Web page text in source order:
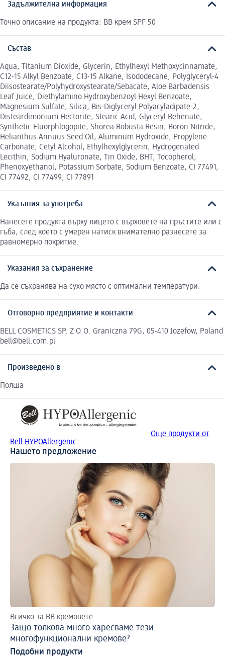
Задължителна информация
Точно описание на продукта: BB крем SPF 50
Състав
Aqua, Titanium Dioxide, Glycerin, Ethylhexyl Methoxycinnamate,
C12-15 Alkyl Benzoate, C13-15 Alkane, Isododecane, Polyglyceryl-4
Diisostearate/Polyhydroxystearate/Sebacate, Aloe Barbadensis
Leaf Juice, Diethylamino Hydroxybenzoyl Hexyl Benzoate,
Magnesium Sulfate, Silica, Bis-Diglyceryl Polyacyladipate-2,
Disteardimonium Hectorite, Stearic Acid, Glyceryl Behenate,
Synthetic Fluorphlogopite, Shorea Robusta Resin, Boron Nitride,
Helianthus Annuus Seed Oil, Aluminum Hydroxide, Propylene
Carbonate, Cetyl Alcohol, Ethylhexylglycerin, Hydrogenated
Lecithin, Sodium Hyaluronate, Tin Oxide, BHT, Tocopherol,
Phenoxyethanol, Potassium Sorbate, Sodium Benzoate, CI 77491,
CI 77492, CI 77499, CI 77891
Указания за употреба
Нанесете продукта върху лицето с върховете на пръстите или с
гъба, след което с умерен натиск внимателно разнесете за
равномерно покритие.
Указания за съхранение
Да се съхранява на сухо място с оптимални температури.
Отговорно предприятие и контакти
BELL COSMETICS SP. Z O.O. Graniczna 79G, 05-410 Jozefow, Poland
bell@bell.com.pl
Произведено в
Полша
Още продукти от
Bell HYPOAllergenic
Нашето предложение
Всичко за BB кремовете
Защо толкова много харесваме тези
многофункционални кремове?
Подобни продукти